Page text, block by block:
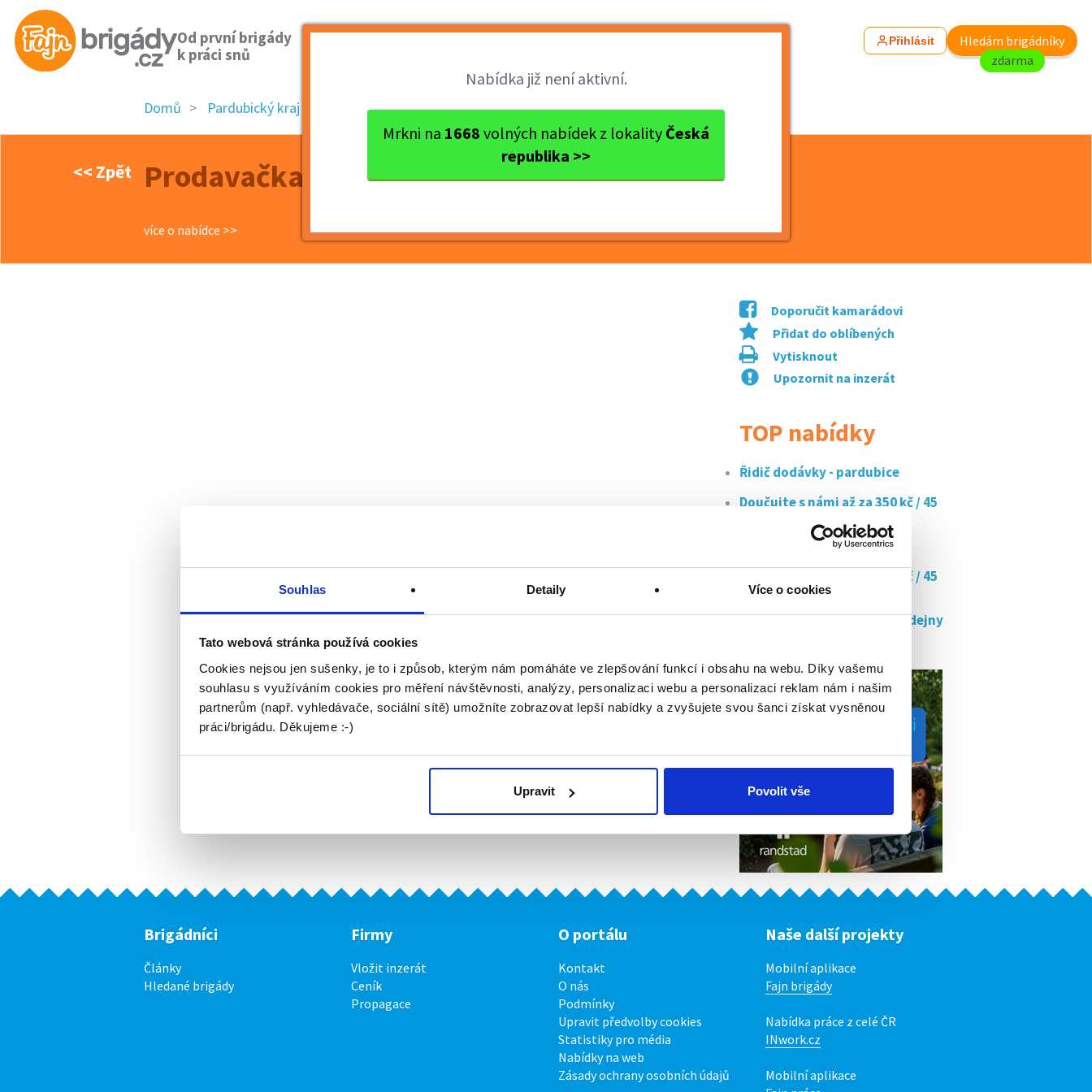
Souhlas Detaily Více o cookies
Tato webová stránka používá cookies
Cookies nejsou jen sušenky, je to i způsob, kterým nám pomáháte ve zlepšování funkcí i obsahu na webu. Díky vašemu
souhlasu s využíváním cookies pro měření návštěvnosti, analýzy, personalizaci webu a personalizaci reklam nám i našim
partnerům (např. vyhledávače, sociální sítě) umožníte zobrazovat lepší nabídky a zvyšujete svou šanci získat vysněnou
práci/brigádu. Děkujeme :-)
Upravit Povolit vše
Od první brigády
k práci snů
Přihlásit
Hledám brigádníky
zdarma
Nabídka již není aktivní.
Mrkni na 1668 volných nabídek z lokality Česká
republika >>
Domů Pardubický kraj okres Pardubice Pardubice Prodavačka točené zmrzliny
<< Zpět Prodavačka točené zmrzliny
více o nabídce >>
Doporučit kamarádovi
Přidat do oblíbených
Vytisknout
Upozornit na inzerát
TOP nabídky
Řidič dodávky - pardubice
Doučujte s námi až za 350 kč / 45
Řidič dodávky - pardubice
Doučujte s námi až za 350 kč / 45
min
Hledáme brigádníky do prodejny
Brigádníci
Články
Hledané brigády
Firmy
Vložit inzerát
Ceník
Propagace
O portálu
Kontakt
O nás
Podmínky
Upravit předvolby cookies
Statistiky pro média
Nabídky na web
Zásady ochrany osobních údajů
Naše další projekty
Mobilní aplikace
Fajn brigády
Nabídka práce z celé ČR
INwork.cz
Mobilní aplikace